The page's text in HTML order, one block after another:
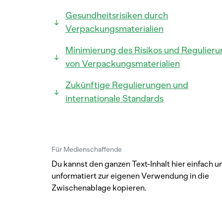
Gesundheitsrisiken durch
Verpackungsmaterialien
Minimierung des Risikos und
von Verpackungsmaterialien
Zukünftige Regulierungen und
internationale Standards
Für Medienschaffende
Du kannst den ganzen Text-Inhalt hier einfach
unformatiert zur eigenen Verwendung in die
Zwischenablage kopieren.